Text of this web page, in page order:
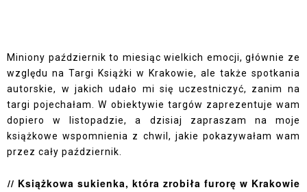
Miniony październik to miesiąc wielkich emocji, głównie ze
względu na Targi Książki w Krakowie, ale także spotkania
autorskie, w jakich udało mi się uczestniczyć, zanim na
targi pojechałam. W obiektywie targów zaprezentuje wam
dopiero w listopadzie, a dzisiaj zapraszam na moje
książkowe wspomnienia z chwil, jakie pokazywałam wam
przez cały październik.
// Książkowa sukienka, która zrobiła furorę w Krakowie